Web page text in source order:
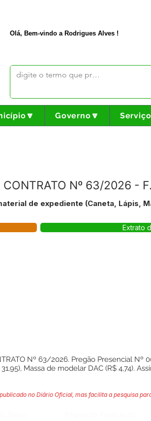
Olá, Bem-vindo a Rodrigues Alves !
Governo🔽
CONTRATO Nº 63/2026 -
de expediente (Caneta, Lápis,
Extrato
Nº 63/2026. Pregão Presencial
Massa de modelar DAC (R$ 4,74).
no Diário Oficial, mas facilita a pesquisa